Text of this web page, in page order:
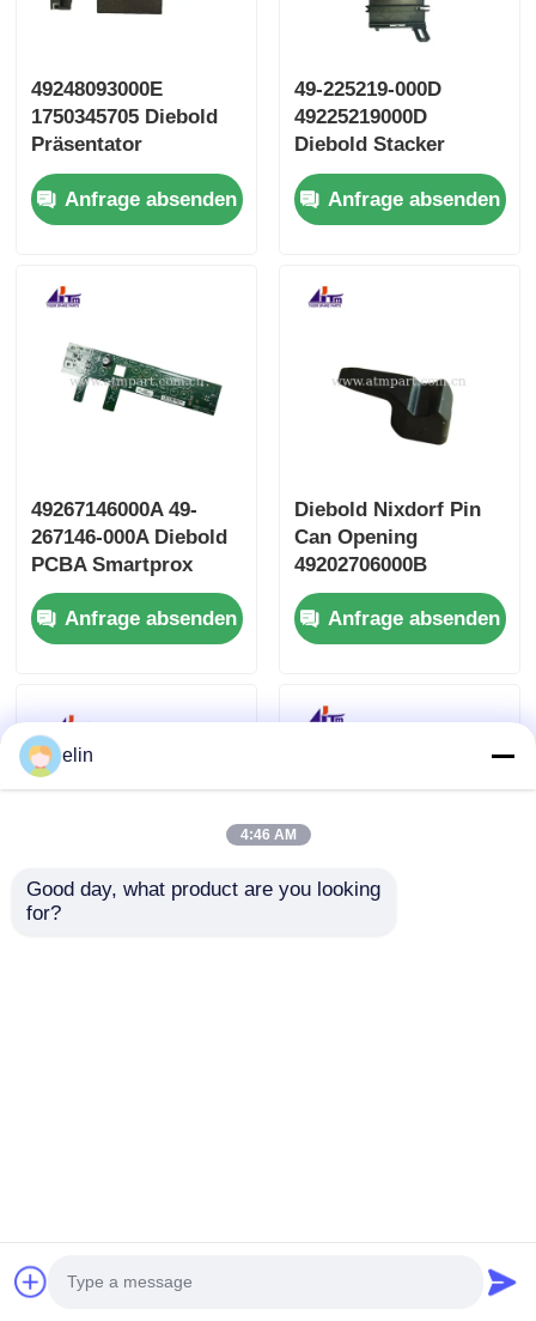
49248093000E
1750345705 Diebold
Präsentator
Schlagplatte
Geldautomaten Teile
Anfrage absenden
49-225219-000D
49225219000D
Diebold Stacker
Umleiter Tür
Geldautomaten Teile
Anfrage absenden
49267146000A 49-
267146-000A Diebold
PCBA Smartprox
Tastatur 2.0
Anfrage absenden
Diebold Nixdorf Pin
Can Opening
49202706000B
49202706000D
49202706000E
Anfrage absenden
© 2026 Tiger Spare Parts Co., Ltd. All Rights
elin
4:46 AM
Good day, what product are you looking
for?